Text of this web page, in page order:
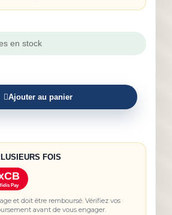
en stock
Ajouter au panier
FOIS
Pay
et doit être remboursé. Vérifiez vos
avant de vous engager.